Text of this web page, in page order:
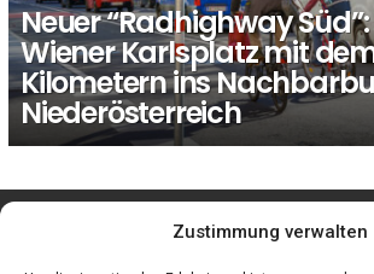
Zustimmung verwalten
Neuer “Radhighway
Wiener Karlsplatz mit
Kilometern ins
Niederösterreich
facebook